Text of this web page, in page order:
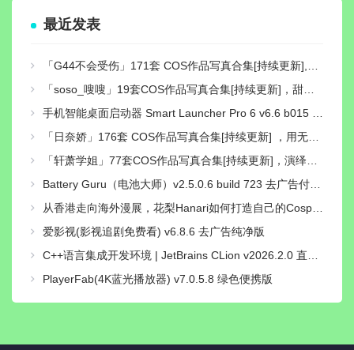
最近发表
「G44不会受伤」171套 COS作品写真合集[持续更新],独特可爱的二次元小仙女，让你的心跳加速！
「soso_嗖嗖」19套COS作品写真合集[持续更新]，甜美系Coser作品与社交账号介绍
手机智能桌面启动器 Smart Launcher Pro 6 v6.6 b015 付费高级版
「日奈娇」176套 COS作品写真合集[持续更新] ，用无敌童颜的魅力征服了无数粉丝的心
「轩萧学姐」77套COS作品写真合集[持续更新]，演绎二次元梦想的使者
Battery Guru（电池大师）v2.5.0.6 build 723 去广告付费汉化解锁版
从香港走向海外漫展，花梨Hanari如何打造自己的Cosplay个人品牌？
爱影视(影视追剧免费看) v6.8.6 去广告纯净版
C++语言集成开发环境 | JetBrains CLion v2026.2.0 直装激活版
PlayerFab(4K蓝光播放器) v7.0.5.8 绿色便携版